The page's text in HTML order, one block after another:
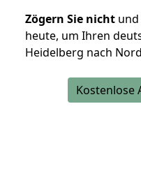
Zögern Sie nicht
heute, um Ihren
Heidelberg nach
Kostenlose